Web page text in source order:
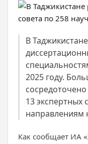
В
2025 году.
13 экспертных
направлениям
Как сообщает ИА